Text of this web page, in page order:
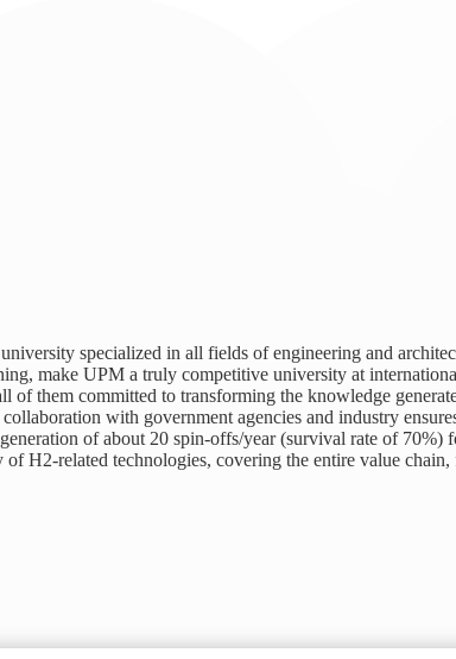
specialized in all fields of engineering and
make UPM a truly competitive university at
of them committed to transforming the knowledge
with government agencies and industry
of about 20 spin-offs/year (survival rate of
H2-related technologies, covering the entire value